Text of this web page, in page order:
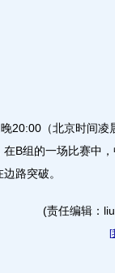
20:00（北京时间凌
B组的一场比赛中，
路突破。
(责任编辑：
[